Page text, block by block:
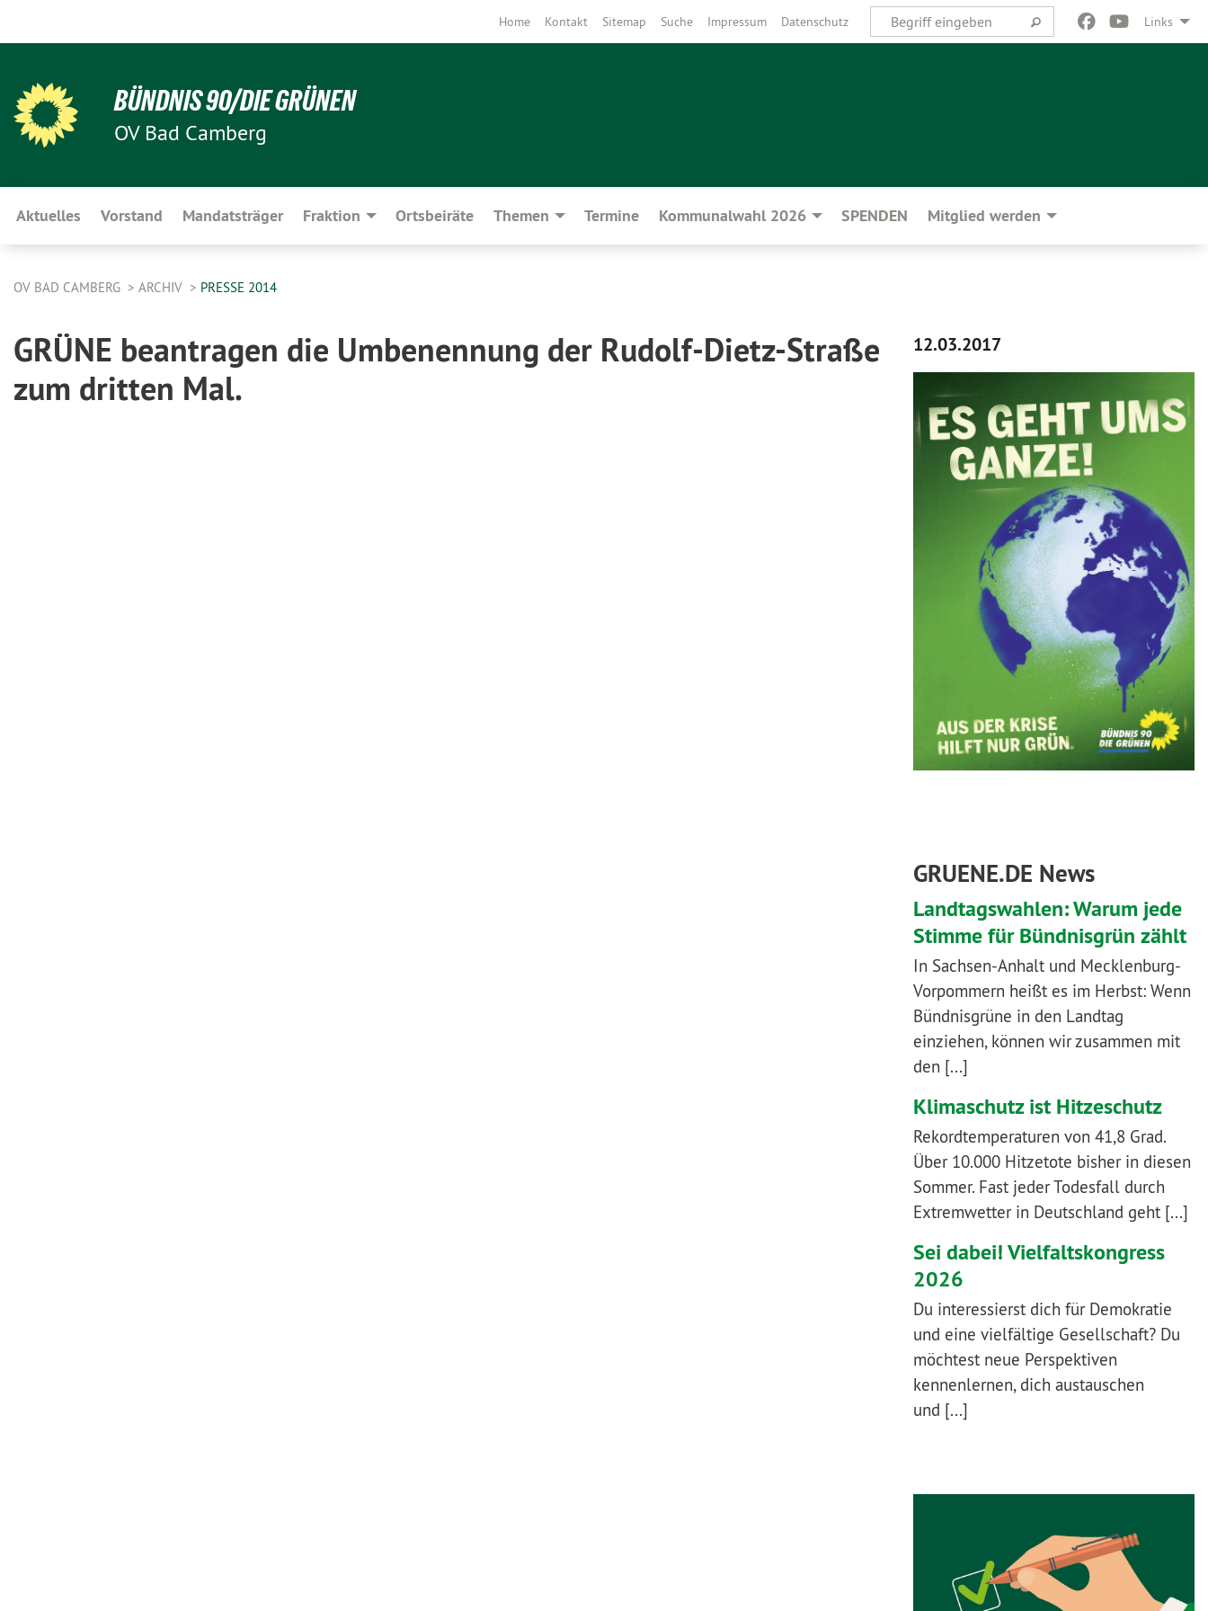
Links
Home Kontakt Sitemap Suche Impressum Datenschutz
BÜNDNIS 90/DIE GRÜNEN
OV Bad Camberg
Aktuelles Vorstand Mandatsträger Fraktion Ortsbeiräte Themen Termine Kommunalwahl 2026 SPENDEN Mitglied werden
OV BAD CAMBERG ARCHIV PRESSE 2014
GRÜNE beantragen die Umbenennung der Rudolf-Dietz-Straße
zum dritten Mal.
12.03.2017
GRUENE.DE News
Landtagswahlen: Warum jede
Stimme für Bündnisgrün zählt
In Sachsen-Anhalt und Mecklenburg-
Vorpommern heißt es im Herbst: Wenn
Bündnisgrüne in den Landtag
einziehen, können wir zusammen mit
den [...]
Klimaschutz ist Hitzeschutz
Rekordtemperaturen von 41,8 Grad.
Über 10.000 Hitzetote bisher in diesen
Sommer. Fast jeder Todesfall durch
Extremwetter in Deutschland geht [...]
Sei dabei! Vielfaltskongress
2026
Du interessierst dich für Demokratie
und eine vielfältige Gesellschaft? Du
möchtest neue Perspektiven
kennenlernen, dich austauschen
und [...]